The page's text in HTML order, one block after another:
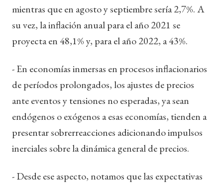
mientras que en agosto y septiembre sería 2,7%. A
su vez, la inflación anual para el año 2021 se
proyecta en 48,1% y, para el año 2022, a 43%.
- En economías inmersas en procesos inflacionarios
de períodos prolongados, los ajustes de precios
ante eventos y tensiones no esperadas, ya sean
endógenos o exógenos a esas economías, tienden a
presentar sobrerreacciones adicionando impulsos
inerciales sobre la dinámica general de precios.
- Desde ese aspecto, notamos que las expectativas